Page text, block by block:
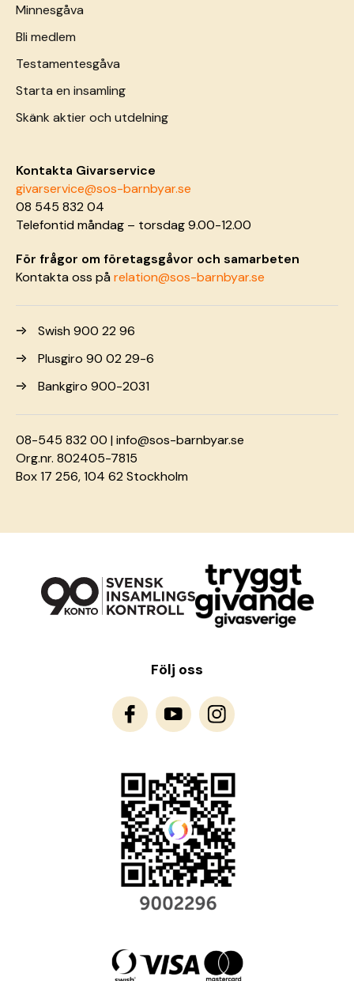
Minnesgåva
Bli medlem
Testamentesgåva
Starta en insamling
Skänk aktier och utdelning
Kontakta Givarservice
givarservice@sos-barnbyar.se
08 545 832 04
Telefontid måndag – torsdag 9.00-12.00
För frågor om företagsgåvor och samarbeten
Kontakta oss pårelation@sos-barnbyar.se
Swish 900 22 96
Plusgiro 90 02 29-6
Bankgiro 900-2031
08-545 832 00 |info@sos-barnbyar.se
Org.nr. 802405-7815
Box 17 256, 104 62 Stockholm
Följ oss